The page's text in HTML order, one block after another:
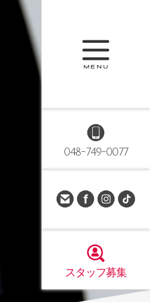
048-749-0077
スタッフ募集